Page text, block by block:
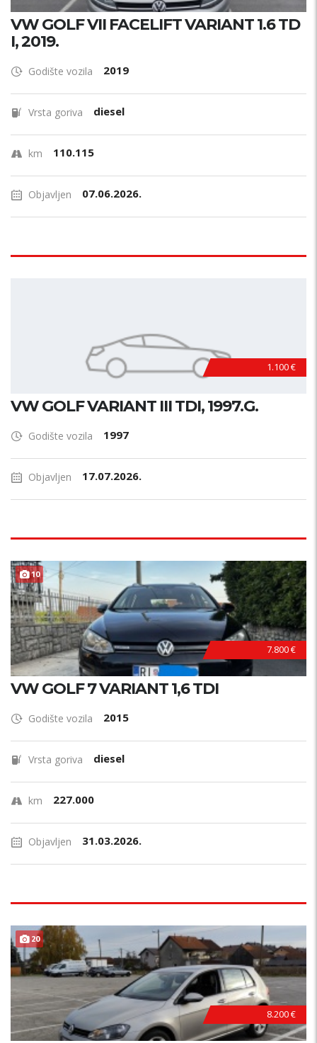
VW GOLF VII FACELIFT VARIANT 1.6 TD
I, 2019.
Godište vozila 2019
Vrsta goriva diesel
km 110.115
Objavljen 07.06.2026.
1.100 €
VW GOLF VARIANT III TDI, 1997.G.
Godište vozila 1997
Objavljen 17.07.2026.
10 TOP STANJE !
7.800 €
VW GOLF 7 VARIANT 1,6 TDI
Godište vozila 2015
Vrsta goriva diesel
km 227.000
Objavljen 31.03.2026.
20
8.200 €